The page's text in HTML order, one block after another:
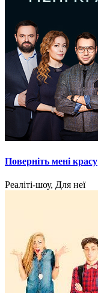
Поверніть мені красу
Реаліті-шоу, Для неї